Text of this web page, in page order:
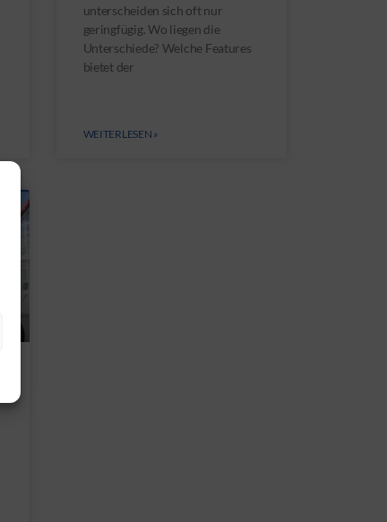
unterscheiden sich oft nur
geringfügig. Wo liegen die
Unterschiede? Welche Features
bietet der
WEITERLESEN »